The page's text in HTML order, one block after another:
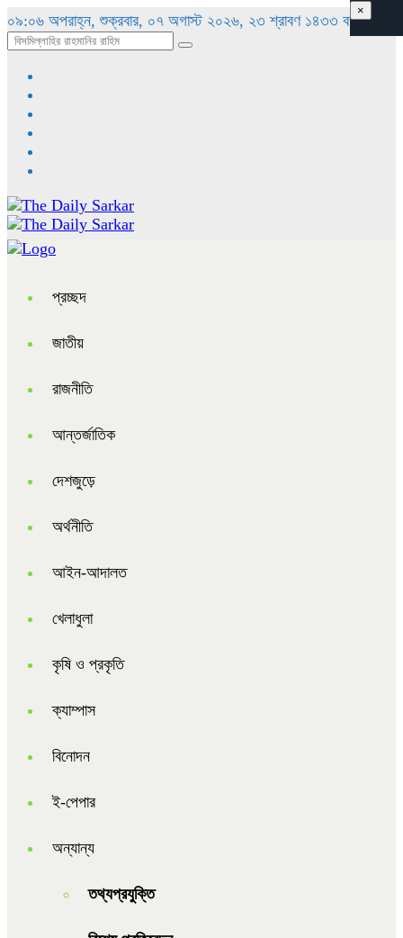
০৯:০৬ অপরাহ্ন, শুক্রবার, ০৭ অগাস্ট ২০২৬, ২৩ শ্রাবণ ১৪৩৩ বঙ্গাব্দ
প্রচ্ছদ
জাতীয়
রাজনীতি
আন্তর্জাতিক
দেশজুড়ে
অর্থনীতি
আইন-আদালত
খেলাধুলা
কৃষি ও প্রকৃতি
ক্যাম্পাস
বিনোদন
ই-পেপার
অন্যান্য
তথ্যপ্রযুক্তি
×